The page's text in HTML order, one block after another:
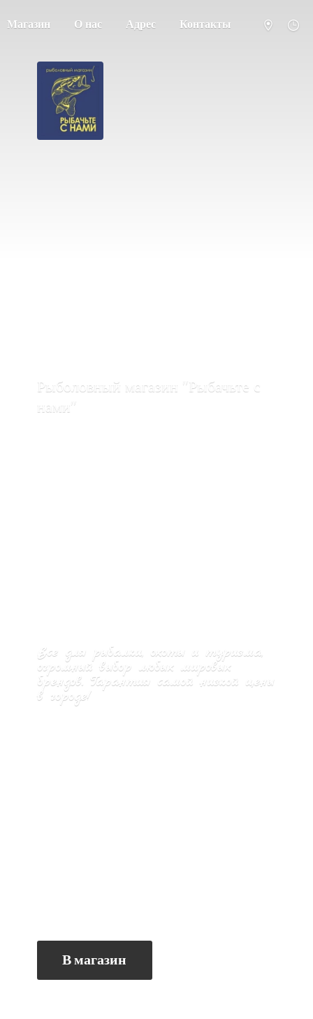
Магазин О нас Адрес Контакты
Все для рыбалки, охоты и туризма,
огромный выбор любых мировых
брендов. Гарантия самой низкой цены
в городе!
Рыболовный магазин "Рыбачьте с
нами"
В магазин